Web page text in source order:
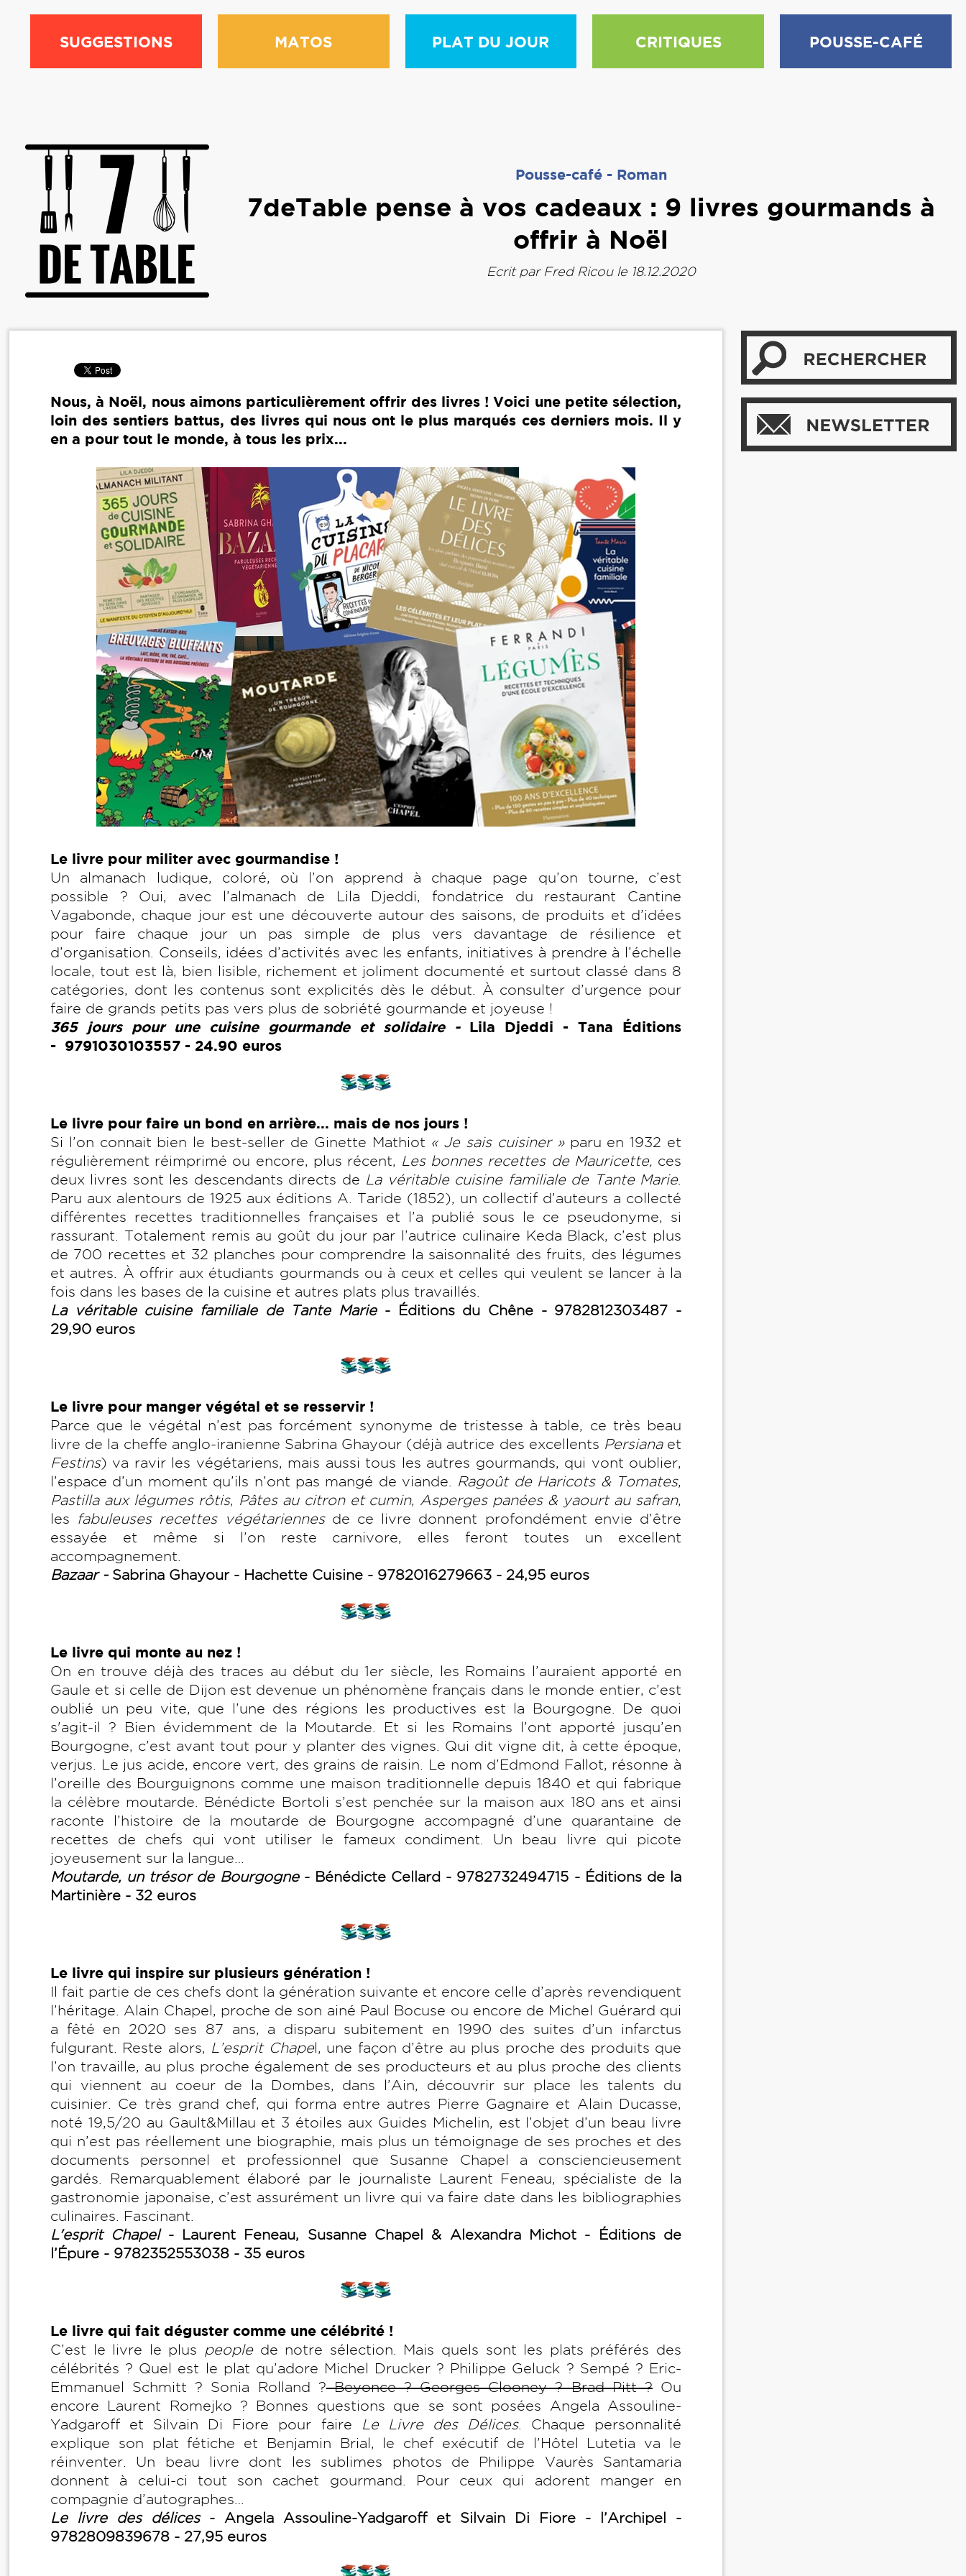
SUGGESTIONS MATOS PLAT DU JOUR CRITIQUES POUSSE-CAFÉ
Pousse-café- Roman
7deTable pense à vos cadeaux : 9 livres gourmands à
offrir à Noël
Ecrit par Fred Ricoule 18.12.2020
Nous, à Noël, nous aimons particulièrement offrir des livres ! Voici une petite sélection,
loin des sentiers battus, des livres qui nous ont le plus marqués ces derniers mois. Il y
en a pour tout le monde, à tous les prix...
Le livre pour militer avec gourmandise !
Un almanach ludique, coloré, où l’on apprend à chaque page qu’on tourne, c’est
possible ? Oui, avec l’almanach de Lila Djeddi, fondatrice du restaurant Cantine
Vagabonde, chaque jour est une découverte autour des saisons, de produits et d’idées
pour faire chaque jour un pas simple de plus vers davantage de résilience et
d’organisation. Conseils, idées d’activités avec les enfants, initiatives à prendre à l’échelle
locale, tout est là, bien lisible, richement et joliment documenté et surtout classé dans 8
catégories, dont les contenus sont explicités dès le début. À consulter d’urgence pour
faire de grands petits pas vers plus de sobriété gourmande et joyeuse !
365 jours pour une cuisine gourmande et solidaire - Lila Djeddi - Tana Éditions
- 9791030103557 - 24.90 euros
Le livre pour faire un bond en arrière... mais de nos jours !
Si l’on connait bien le best-seller de Ginette Mathiot « Je sais cuisiner »paru en 1932 et
régulièrement réimprimé ou encore, plus récent, Les bonnes recettes de Mauricette, ces
deux livres sont les descendants directs de La véritable cuisine familiale de Tante Marie.
Paru aux alentours de 1925 aux éditions A. Taride (1852), un collectif d’auteurs a collecté
différentes recettes traditionnelles françaises et l’a publié sous le ce pseudonyme, si
rassurant. Totalement remis au goût du jour par l’autrice culinaire Keda Black, c’est plus
de 700 recettes et 32 planches pour comprendre la saisonnalité des fruits, des légumes
et autres. À offrir aux étudiants gourmands ou à ceux et celles qui veulent se lancer à la
fois dans les bases de la cuisine et autres plats plus travaillés.
La véritable cuisine familiale de Tante Marie - Éditions du Chêne - 9782812303487 -
29,90 euros
Le livre pour manger végétal et se resservir !
Parce que le végétal n’est pas forcément synonyme de tristesse à table, ce très beau
livre de la cheffe anglo-iranienne Sabrina Ghayour (déjà autrice des excellents Persiana et
Festins) va ravir les végétariens, mais aussi tous les autres gourmands, qui vont oublier,
l’espace d’un moment qu’ils n’ont pas mangé de viande.
Ragoût de Haricots & Tomates,
Pastilla aux légumes rôtis, Pâtes au citron et cumin, Asperges panées & yaourt au safran,
les fabuleuses recettes végétariennes de ce livre donnent profondément envie d’être
essayée et même si l’on reste carnivore, elles feront toutes un excellent
accompagnement.
Bazaar - Sabrina Ghayour - Hachette Cuisine - 9782016279663 - 24,95 euros
Le livre qui monte au nez !
On en trouve déjà des traces au début du 1er siècle, les Romains l’auraient apporté en
Gaule et si celle de Dijon est devenue un phénomène français dans le monde entier, c’est
oublié un peu vite, que l’une des régions les productives est la Bourgogne. De quoi
s'agit-il ? Bien évidemment de la Moutarde. Et si les Romains l’ont apporté jusqu’en
Bourgogne, c’est avant tout pour y planter des vignes. Qui dit vigne dit, à cette époque,
verjus. Le jus acide, encore vert, des grains de raisin. Le nom d’Edmond Fallot, résonne à
l’oreille des Bourguignons comme une maison traditionnelle depuis 1840 et qui fabrique
la célèbre moutarde. Bénédicte Bortoli s’est penchée sur la maison aux 180 ans et ainsi
raconte l’histoire de la moutarde de Bourgogne accompagné d’une quarantaine de
recettes de chefs qui vont utiliser le fameux condiment. Un beau livre qui picote
joyeusement sur la langue…
Moutarde, un trésor de Bourgogne- Bénédicte Cellard - 9782732494715 - Éditions de la
Martinière - 32 euros
Le livre qui inspire sur plusieurs génération !
Il fait partie de ces chefs dont la génération suivante et encore celle d’après revendiquent
l’héritage. Alain Chapel, proche de son ainé Paul Bocuse ou encore de Michel Guérard qui
a fêté en 2020 ses 87 ans, a disparu subitement en 1990 des suites d’un infarctus
fulgurant. Reste alors, L’esprit Chapel, une façon d’être au plus proche des produits que
l’on travaille, au plus proche également de ses producteurs et au plus proche des clients
qui viennent au coeur de la Dombes, dans l’Ain, découvrir sur place les talents du
cuisinier. Ce très grand chef, qui forma entre autres Pierre Gagnaire et Alain Ducasse,
noté 19,5/20 au Gault&Millau et 3 étoiles aux Guides Michelin, est l’objet d’un beau livre
qui n’est pas réellement une biographie, mais plus un témoignage de ses proches et des
documents personnel et professionnel que Susanne Chapel a consciencieusement
gardés. Remarquablement élaboré par le journaliste Laurent Feneau, spécialiste de la
gastronomie japonaise, c’est assurément un livre qui va faire date dans les bibliographies
culinaires. Fascinant.
L'esprit Chapel- Laurent Feneau, Susanne Chapel & Alexandra Michot - Éditions de
l’Épure - 9782352553038 - 35 euros
Le livre qui fait déguster comme une célébrité !
C’est le livre le plus peoplede notre sélection. Mais quels sont les plats préférés des
célébrités ? Quel est le plat qu’adore Michel Drucker ? Philippe Geluck ? Sempé ? Eric-
Emmanuel Schmitt ? Sonia Rolland ?Beyonce ? Georges Clooney ? Brad Pitt ?Ou
encore Laurent Romejko ? Bonnes questions que se sont posées Angela Assouline-
Yadgaroff et Silvain Di Fiore pour faire
Le Livre des Délices. Chaque personnalité
explique son plat fétiche et Benjamin Brial, le chef exécutif de l’Hôtel Lutetia va le
réinventer. Un beau livre dont les sublimes photos de Philippe Vaurès Santamaria
donnent à celui-ci tout son cachet gourmand. Pour ceux qui adorent manger en
compagnie d’autographes…
Le livre des délices - Angela Assouline-Yadgaroff et Silvain Di Fiore - l’Archipel -
9782809839678 - 27,95 euros